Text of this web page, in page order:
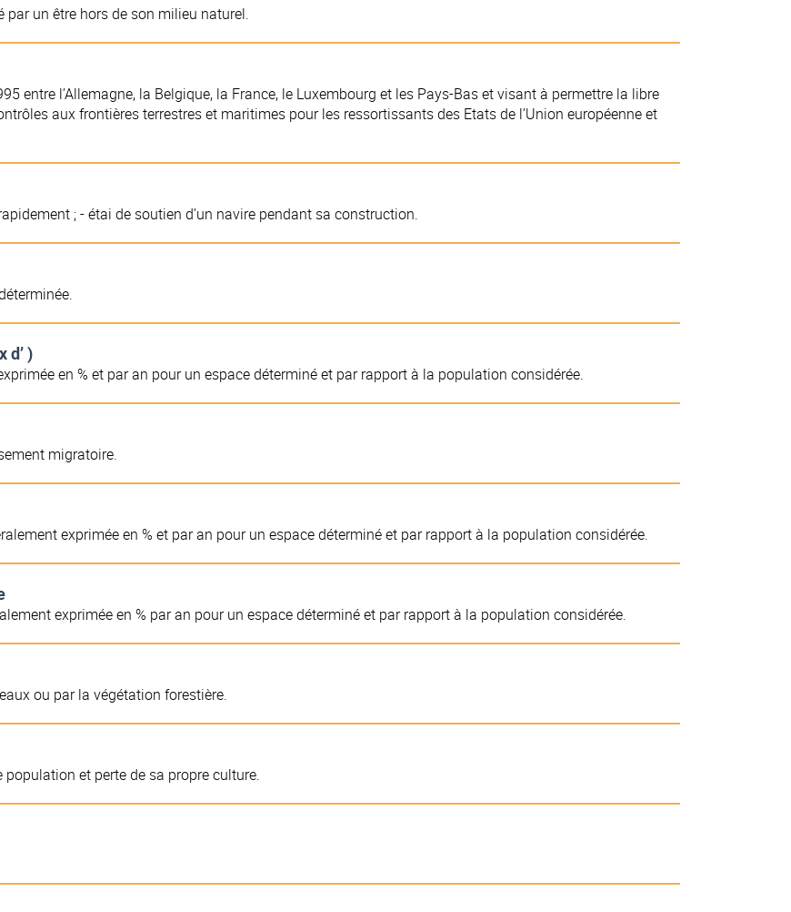
un être hors de son milieu naturel.
entre l’Allemagne, la Belgique, la France, le Luxembourg et les Pays-Bas et visant à permettre la libre
aux frontières terrestres et maritimes pour les ressortissants des Etats de l’Union européenne et
; - étai de soutien d’un navire pendant sa construction.
d’ )
en % et par an pour un espace déterminé et par rapport à la population considérée.
migratoire.
exprimée en % et par an pour un espace déterminé et par rapport à la population considérée.
exprimée en % par an pour un espace déterminé et par rapport à la population considérée.
ou par la végétation forestière.
et perte de sa propre culture.